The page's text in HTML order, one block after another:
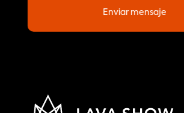
Enviar mensaje